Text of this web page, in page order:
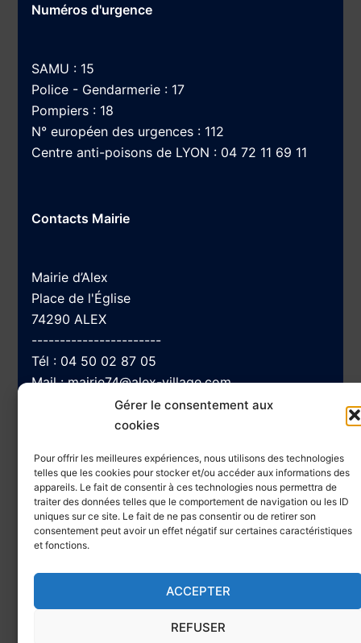
Gérer le consentement aux
cookies
Pour offrir les meilleures expériences, nous utilisons des technologies
telles que les cookies pour stocker et/ou accéder aux informations des
appareils. Le fait de consentir à ces technologies nous permettra de
traiter des données telles que le comportement de navigation ou les ID
uniques sur ce site. Le fait de ne pas consentir ou de retirer son
consentement peut avoir un effet négatif sur certaines caractéristiques
et fonctions.
ACCEPTER
REFUSER
Numéros d'urgence
SAMU : 15
Police - Gendarmerie : 17
Pompiers : 18
N° européen des urgences : 112
Centre anti-poisons de LYON : 04 72 11 69 11
Contacts Mairie
Mairie d’Alex
Place de l'Église
74290 ALEX
-----------------------
Tél : 04 50 02 87 05
Mail :mairie74@alex-village.com
Accessibilité
Plan du site
Mentions Légales et Politique de confidentialité